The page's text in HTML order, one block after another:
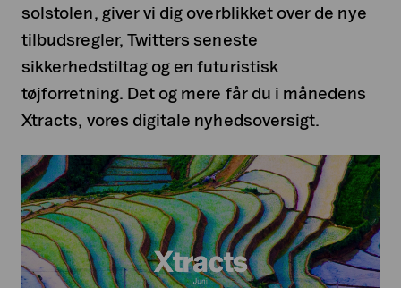
solstolen, giver vi dig overblikket over de nye
tilbudsregler, Twitters seneste
sikkerhedstiltag og en futuristisk
tøjforretning. Det og mere får du i månedens
Xtracts, vores digitale nyhedsoversigt.